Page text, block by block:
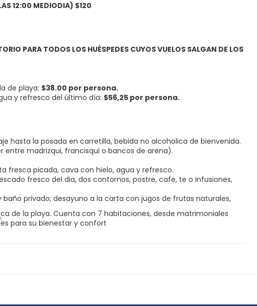
de la playa. Cuenta con 7 habitaciones, desde matrimoniales
para su bienestar y confort
hasta la posada en carretilla, bebida no alcoholica de bienvenida.
entre madrizqui, francisqui o bancos de arena).
fresca picada, cava con hielo, agua y refresco.
fresco del dia, dos contornos, postre, cafe, te o infusiones,
privado; desayuno a la carta con jugos de frutas naturales,
de playa: $38.00 por persona.
y refresco del último día: $56,25 por persona.
PARA TODOS LOS HUÉSPEDES CUYOS VUELOS SALGAN DE LOS
12:00 MEDIODIA) $120